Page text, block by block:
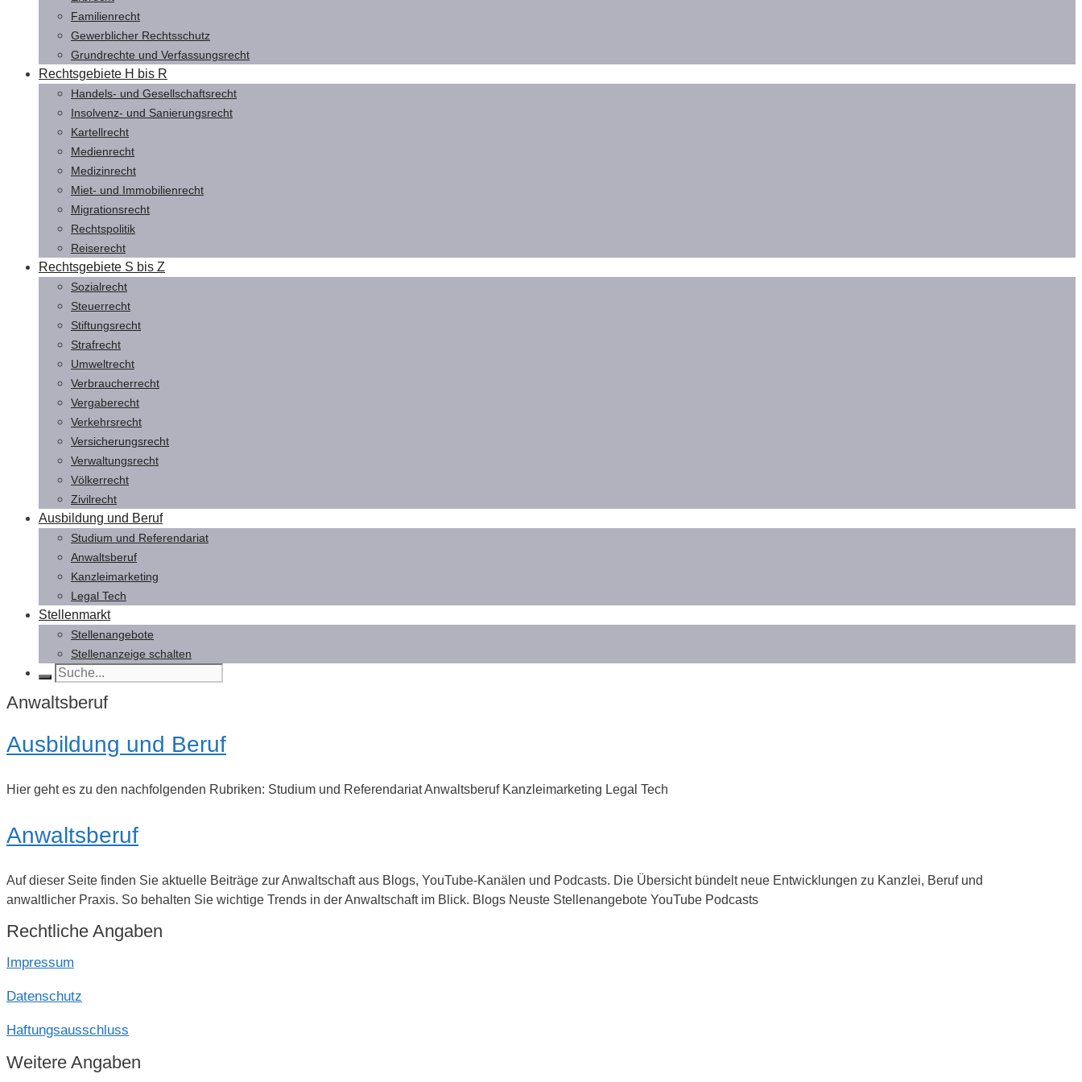
Familienrecht
Gewerblicher Rechtsschutz
Grundrechte und Verfassungsrecht
Rechtsgebiete H bis R
Handels- und Gesellschaftsrecht
Insolvenz- und Sanierungsrecht
Kartellrecht
Medienrecht
Medizinrecht
Miet- und Immobilienrecht
Migrationsrecht
Rechtspolitik
Reiserecht
Rechtsgebiete S bis Z
Sozialrecht
Steuerrecht
Stiftungsrecht
Strafrecht
Umweltrecht
Verbraucherrecht
Vergaberecht
Verkehrsrecht
Versicherungsrecht
Verwaltungsrecht
Völkerrecht
Zivilrecht
Ausbildung und Beruf
Studium und Referendariat
Anwaltsberuf
Kanzleimarketing
Legal Tech
Stellenmarkt
Stellenangebote
Stellenanzeige schalten
Anwaltsberuf
Ausbildung und Beruf
Hier geht es zu den nachfolgenden Rubriken: Studium und Referendariat Anwaltsberuf Kanzleimarketing Legal Tech
Anwaltsberuf
Auf dieser Seite finden Sie aktuelle Beiträge zur Anwaltschaft aus Blogs, YouTube-Kanälen und Podcasts. Die Übersicht bündelt neue Entwicklungen zu Kanzlei, Beruf und
anwaltlicher Praxis. So behalten Sie wichtige Trends in der Anwaltschaft im Blick. Blogs Neuste Stellenangebote YouTube Podcasts
Rechtliche Angaben
Impressum
Datenschutz
Haftungsausschluss
Weitere Angaben